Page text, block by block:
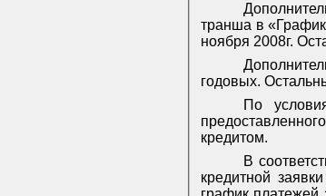
транша в
ноября 2008г.
годовых.
По
кредитом.
В
кредитной